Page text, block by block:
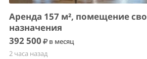
Аренда 157 м², помещение
назначения
392 500
в месяц
2 часа назад